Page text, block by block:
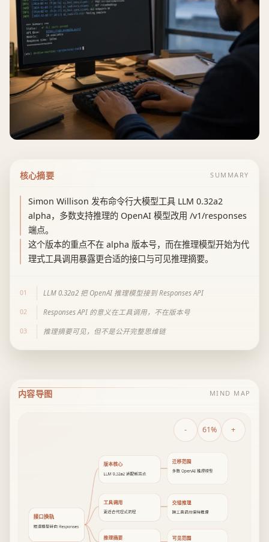
核心摘要 SUMMARY
Simon Willison 发布命令行大模型工具 LLM 0.32a2
alpha，多数支持推理的 OpenAI 模型改用 /v1/responses
端点。
这个版本的重点不在 alpha 版本号，而在推理模型开始为代
理式工具调用暴露更合适的接口与可见推理摘要。
01 LLM 0.32a2 把 OpenAI 推理模型接到 Responses API
02 Responses API 的意义在工具调用，不在版本号
03 推理摘要可见，但不是公开完整思维链
内容导图 MIND MAP
- 61% +
接口换轨
推理模型转向 Responses
版本核心
LLM 0.32a2 适配新端点
迁移范围
多数 OpenAI 推理模型
工具调用
更适合代理式流程
交错推理
跨工具调用保持推理
推理摘要 可见范围